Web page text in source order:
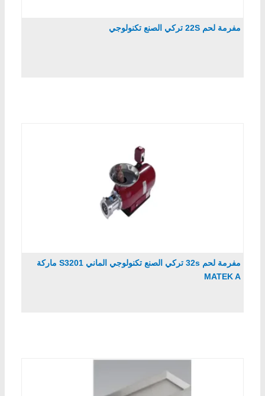
مفرمة لحم 22S تركي الصنع تكنولوجي
مفرمة لحم 32s تركي الصنع تكنولوجي الماني S3201 ماركة
MATEK A